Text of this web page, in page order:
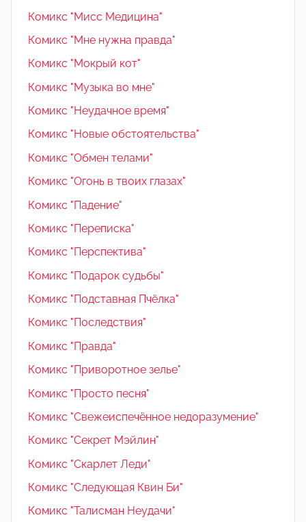
Комикс "Мисс Медицина"
Комикс "Мне нужна правда"
Комикс "Мокрый кот"
Комикс "Музыка во мне"
Комикс "Неудачное время"
Комикс "Новые обстоятельства"
Комикс "Обмен телами"
Комикс "Огонь в твоих глазах"
Комикс "Падение"
Комикс "Переписка"
Комикс "Перспектива"
Комикс "Подарок судьбы"
Комикс "Подставная Пчёлка"
Комикс "Последствия"
Комикс "Правда"
Комикс "Приворотное зелье"
Комикс "Просто песня"
Комикс "Свежеиспечённое недоразумение"
Комикс "Секрет Мэйлин"
Комикс "Скарлет Леди"
Комикс "Следующая Квин Би"
Комикс "Талисман Неудачи"